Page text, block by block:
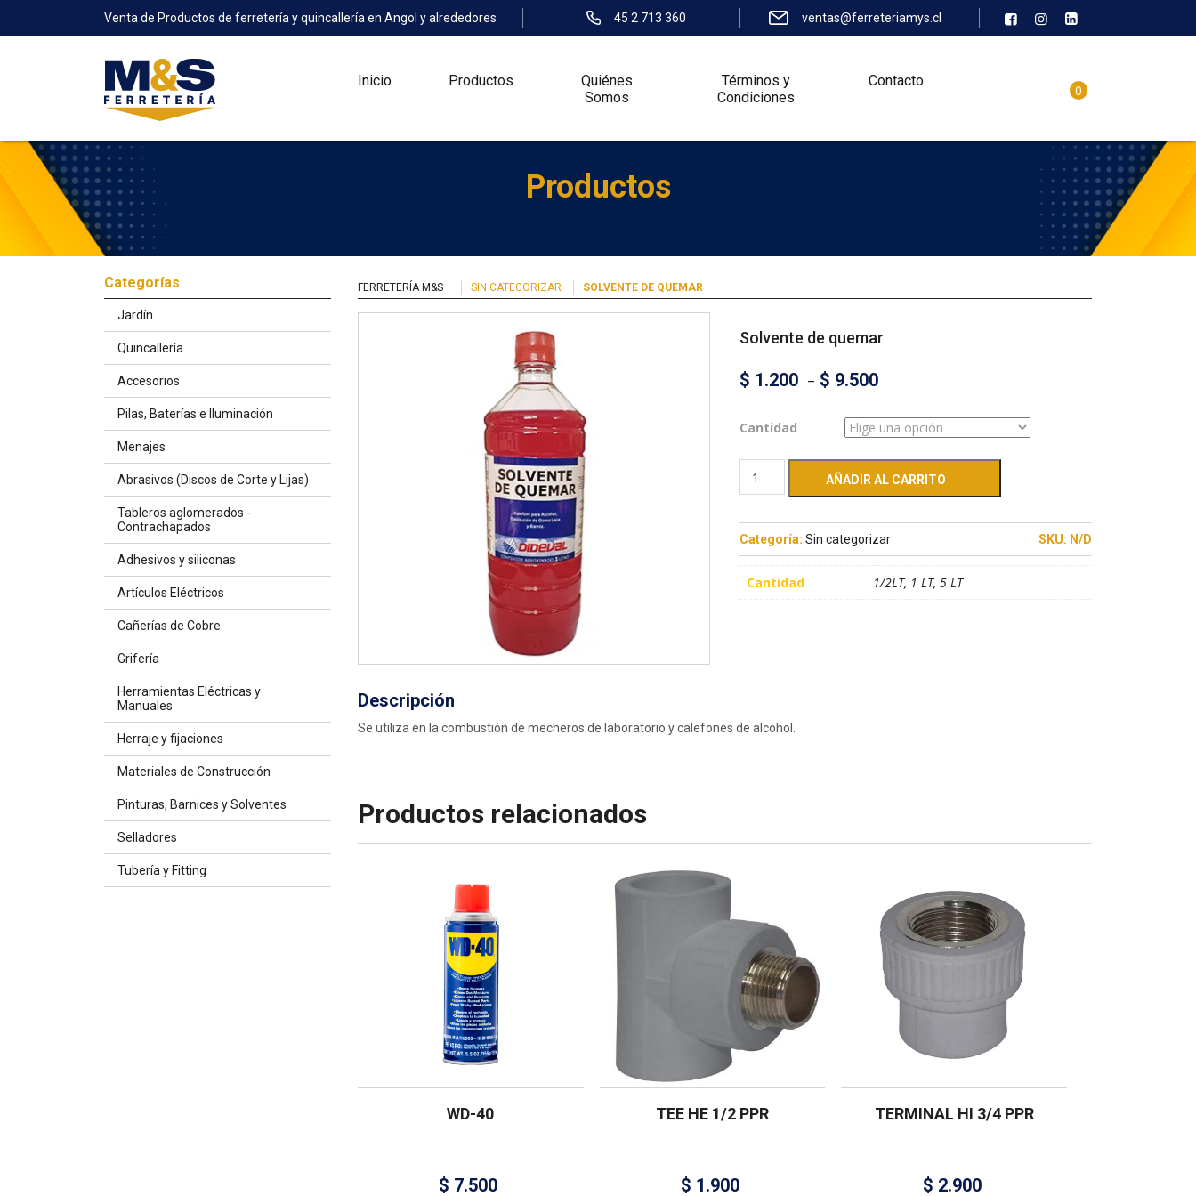
Venta de Productos de ferretería y quincallería en Angol y alrededores 45 2 713 360 ventas@ferreteriamys.cl
Inicio Productos
Quiénes
Somos
Términos y
Condiciones
Contacto
0
Productos
Categorías
Jardín
Quincallería
Accesorios
Pilas, Baterías e Iluminación
Menajes
Abrasivos (Discos de Corte y Lijas)
Tableros aglomerados -
Contrachapados
Adhesivos y siliconas
Artículos Eléctricos
Cañerías de Cobre
Grifería
Herramientas Eléctricas y
Manuales
Herraje y fijaciones
Materiales de Construcción
Pinturas, Barnices y Solventes
Selladores
Tubería y Fitting
FERRETERÍA M&S SIN CATEGORIZAR SOLVENTE DE QUEMAR
Solvente de quemar
$ 1.200 – $ 9.500
Cantidad
AÑADIR AL CARRITO
Categoría: Sin categorizar SKU: N/D
Cantidad 1/2LT, 1 LT, 5 LT
Descripción
Se utiliza en la combustión de mecheros de laboratorio y calefones de alcohol.
Productos relacionados
WD-40
$ 7.500
TEE HE 1/2 PPR
$ 1.900
TERMINAL HI 3/4 PPR
$ 2.900